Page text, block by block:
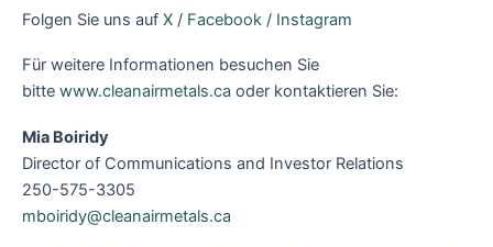
Folgen Sie uns auf X / Facebook / Instagram
Für weitere Informationen besuchen Sie
bitte www.cleanairmetals.ca oder kontaktieren Sie:
Mia Boiridy
Director of Communications and Investor Relations
250-575-3305
mboiridy@cleanairmetals.ca